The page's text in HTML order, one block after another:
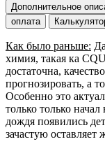
Дополнительное
оплата
Как было раньше:
химия, такая ка
достаточна,
прогнозировать, а
Особенно это
только только
дождя появились
зачастую оставляет